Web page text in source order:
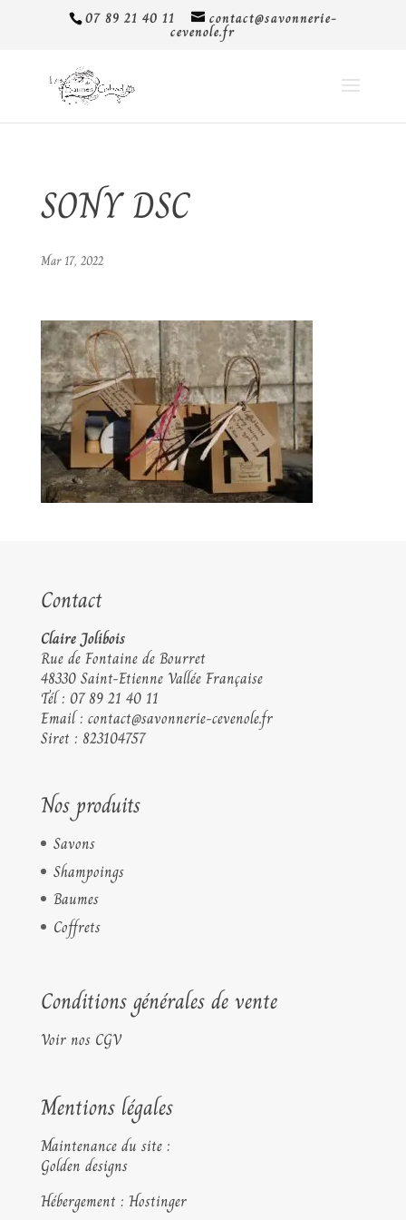
07 89 21 40 11 contact@savonnerie-
cevenole.fr
SONY DSC
Mar 17, 2022
Contact
Claire Jolibois
Rue de Fontaine de Bourret
48330 Saint-Etienne Vallée Française
Tél : 07 89 21 40 11
Email : contact@savonnerie-cevenole.fr
Siret : 823104757
Nos produits
Savons
Shampoings
Baumes
Coffrets
Conditions générales de vente
Voir nos CGV
Mentions légales
Maintenance du site :
Golden designs
Hébergement : Hostinger